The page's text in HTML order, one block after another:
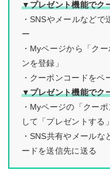
▼プレゼント機能でク
・SNSやメールなど
ー
・Myページから「ク
ンを登録」
・クーポンコードを
▼プレゼント機能でク
・Myページの「クー
して「プレゼントする
・SNS共有やメール
ードを送信先に送る